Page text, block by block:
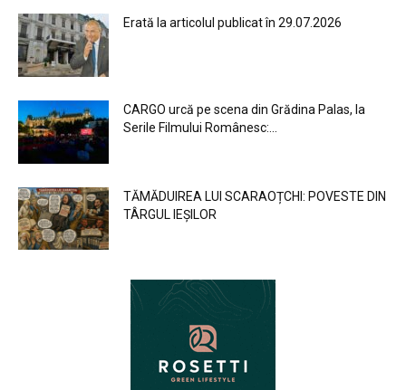
Erată la articolul publicat în 29.07.2026
CARGO urcă pe scena din Grădina Palas, la
Serile Filmului Românesc:...
TĂMĂDUIREA LUI SCARAOȚCHI: POVESTE DIN
TÂRGUL IEȘILOR